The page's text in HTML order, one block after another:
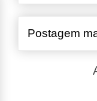
Postagem